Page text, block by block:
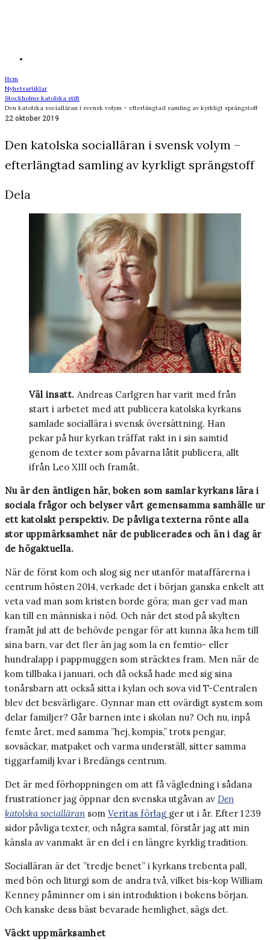
Hem
Nyhetsartiklar
Stockholms katolska stift
Den katolska socialläran i svensk volym – efterlängtad samling av kyrkligt sprängstoff
22 oktober 2019
Den katolska socialläran i svensk volym –
efterlängtad samling av kyrkligt sprängstoff
Dela
Väl insatt. Andreas Carlgren har varit med från
start i arbetet med att publicera katolska kyrkans
samlade sociallära i svensk översättning. Han
pekar på hur kyrkan träffat rakt in i sin samtid
genom de texter som påvarna låtit publicera, allt
ifrån Leo XIII och framåt.
Nu är den äntligen här, boken som samlar kyrkans lära i
sociala frågor och belyser vårt gemensamma samhälle ur
ett katolskt perspektiv. De påvliga texterna rönte alla
stor uppmärksamhet när de publicerades och än i dag är
de högaktuella.
När de först kom och slog sig ner utanför mataffärerna i
centrum hösten 2014, verkade det i början ganska enkelt att
veta vad man som kristen borde göra; man ger vad man
kan till en människa i nöd. Och när det stod på skylten
framåt jul att de behövde pengar för att kunna åka hem till
sina barn, var det fler än jag som la en femtio- eller
hundralapp i pappmuggen som sträcktes fram. Men när de
kom tillbaka i januari, och då också hade med sig sina
tonårsbarn att också sitta i kylan och sova vid T-Centralen
blev det besvärligare. Gynnar man ett ovärdigt system som
delar familjer? Går barnen inte i skolan nu? Och nu, inpå
femte året, med samma ”hej, kompis,” trots pengar,
sovsäckar, matpaket och varma underställ, sitter samma
tiggarfamilj kvar i Bredängs centrum.
Det är med förhoppningen om att få vägledning i sådana
frustrationer jag öppnar den svenska utgåvan av Den
katolska socialläran som Veritas förlag ger ut i år. Efter 1 239
sidor påvliga texter, och några samtal, förstår jag att min
känsla av vanmakt är en del i en längre kyrklig tradition.
Socialläran är det ”tredje benet” i kyrkans trebenta pall,
med bön och liturgi som de andra två, vilket bis-kop William
Kenney påminner om i sin introduktion i bokens början.
Och kanske dess bäst bevarade hemlighet, sägs det.
Väckt uppmärksamhet